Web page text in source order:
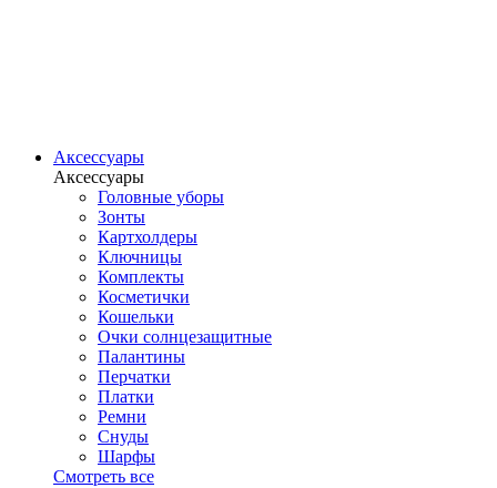
Аксессуары
Аксессуары
Головные уборы
Зонты
Картхолдеры
Ключницы
Комплекты
Косметички
Кошельки
Очки солнцезащитные
Палантины
Перчатки
Платки
Ремни
Снуды
Шарфы
Смотреть все